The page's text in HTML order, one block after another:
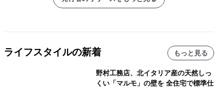
ライフスタイルの新着 もっと見る
野村工務店、北イタリア産の天然しっ
くい「マルモ」の壁を 全住宅で標準仕